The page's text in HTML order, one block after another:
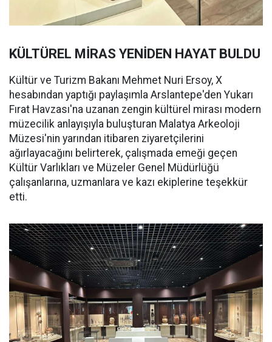
KÜLTÜREL MİRAS YENİDEN HAYAT BULDU
Kültür ve Turizm Bakanı Mehmet Nuri Ersoy, X
hesabından yaptığı paylaşımla Arslantepe'den Yukarı
Fırat Havzası'na uzanan zengin kültürel mirası modern
müzecilik anlayışıyla buluşturan Malatya Arkeoloji
Müzesi'nin yarından itibaren ziyaretçilerini
ağırlayacağını belirterek, çalışmada emeği geçen
Kültür Varlıkları ve Müzeler Genel Müdürlüğü
çalışanlarına, uzmanlara ve kazı ekiplerine teşekkür
etti.